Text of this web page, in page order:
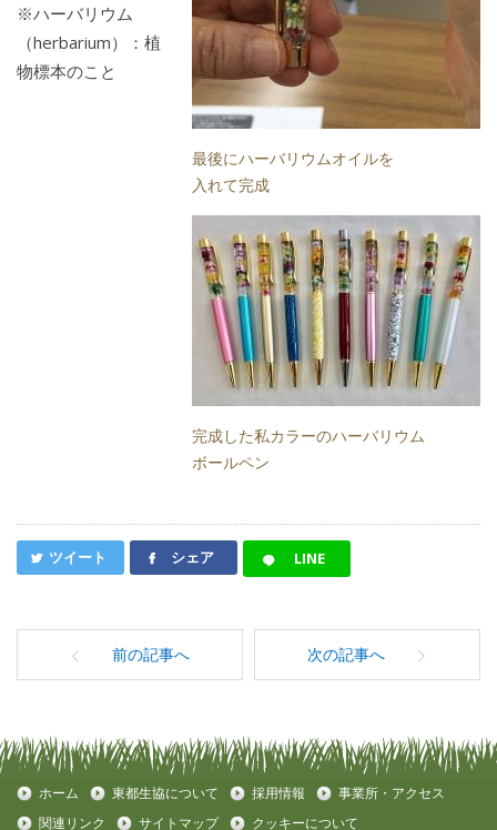
最後にハーバリウムオイルを
入れて完成
完成した私カラーのハーバリウム
ボールペン
※ハーバリウム
（herbarium）：植
物標本のこと
ツイート シェア LINE
前の記事へ 次の記事へ
ホーム 東都生協について 採用情報
事業所・アクセス
関連リンク
サイトマップ クッキーについて